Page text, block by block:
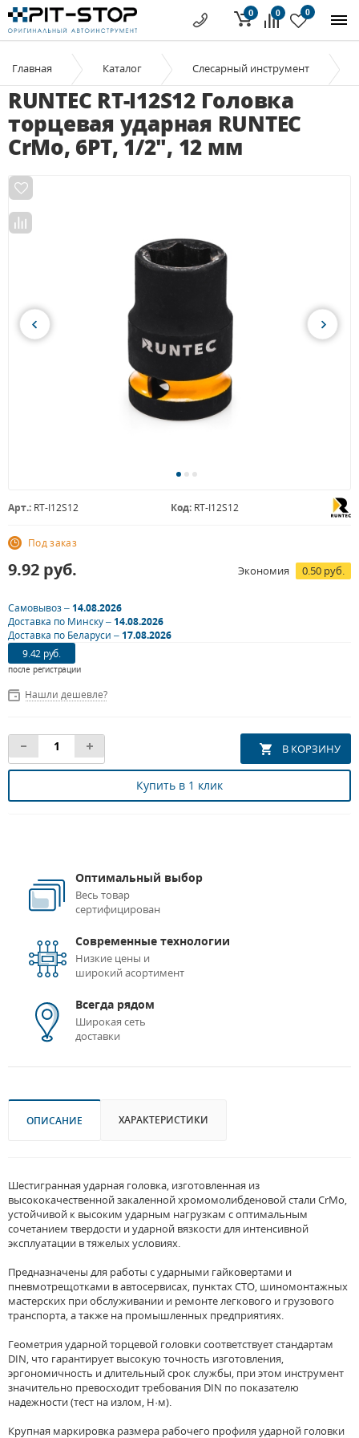
0 0
0
Главная Каталог Слесарный инструмент
RUNTEC RT-I12S12 Головка
торцевая ударная RUNTEC
CrMo, 6PT, 1/2", 12 мм
Арт.: RT-I12S12 Код: RT-I12S12
Под заказ
9.92 руб. Экономия 0.50 руб.
Самовывоз –14.08.2026
Доставка по Минску –14.08.2026
Доставка по Беларуси –17.08.2026
9.42 руб.
после регистрации
Нашли дешевле?
Купить в 1 клик
Оптимальный выбор
Весь товар
сертифицирован
Современные технологии
Низкие цены и
широкий асортимент
Всегда рядом
Широкая сеть
доставки
ОПИСАНИЕ ХАРАКТЕРИСТИКИ
Шестигранная ударная головка, изготовленная из
высококачественной закаленной хромомолибденовой стали CrMo,
устойчивой к высоким ударным нагрузкам с оптимальным
сочетанием твердости и ударной вязкости для интенсивной
эксплуатации в тяжелых условиях.
Предназначены для работы с ударными гайковертами и
пневмотрещотками в автосервисах, пунктах СТО, шиномонтажных
мастерских при обслуживании и ремонте легкового и грузового
транспорта, а также на промышленных предприятиях.
Геометрия ударной торцевой головки соответствует стандартам
DIN, что гарантирует высокую точность изготовления,
эргономичность и длительный срок службы, при этом инструмент
значительно превосходит требования DIN по показателю
надежности (тест на излом, Н·м).
Крупная маркировка размера рабочего профиля ударной головки